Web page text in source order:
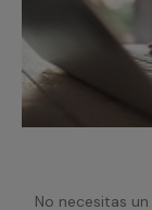
No necesitas